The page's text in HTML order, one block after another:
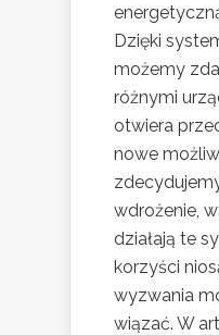
Dzięki
możemy
różnymi
otwiera
nowe
wdrożenie,
działają te
korzyści
wyzwania
wiązać. W